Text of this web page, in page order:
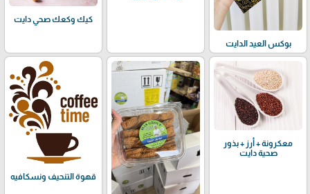
بوكس العيد الدايت
كيك وكعك صحي دايت
معكرونة + أرز + بذور
صحية دايت
قهوة التنحيف ونسكافيه